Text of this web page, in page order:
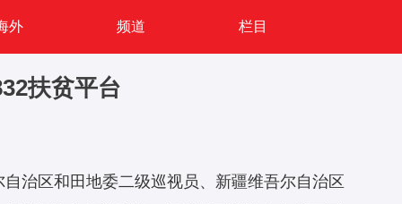
外 频道 栏目
扶贫平台
治区和田地委二级巡视员、新疆维吾尔自治区